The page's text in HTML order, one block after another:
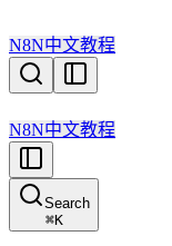
N8N中文教程
N8N中文教程
Search
⌘K